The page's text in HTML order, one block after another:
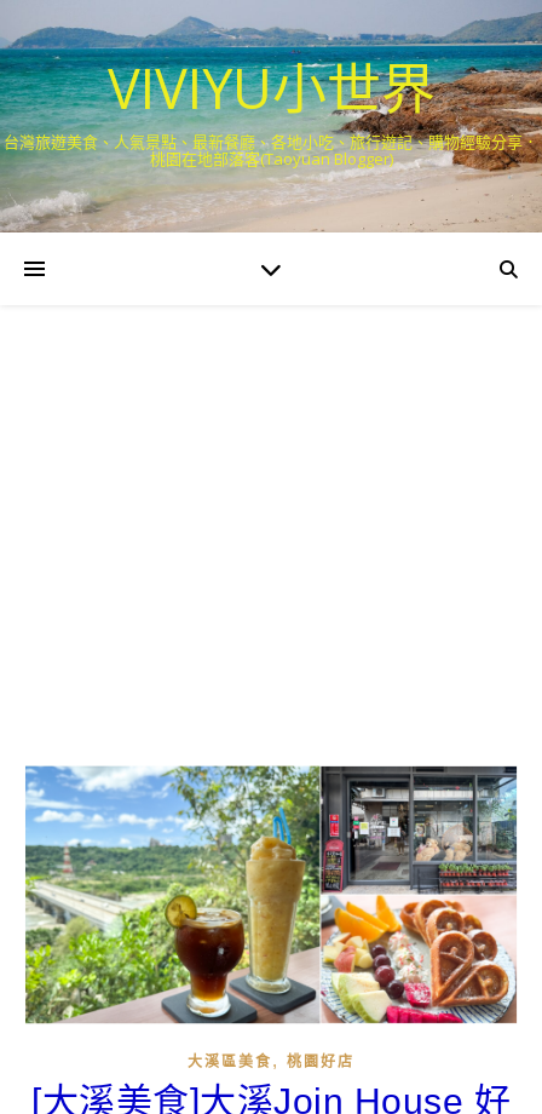
VIVIYU小世界
台灣旅遊美食、人氣景點、最新餐廳、各地小吃、旅行遊記、購物經驗分享．
桃園在地部落客(Taoyuan Blogger)
大溪區美食 , 桃園好店
[大溪美食]大溪Join House 好